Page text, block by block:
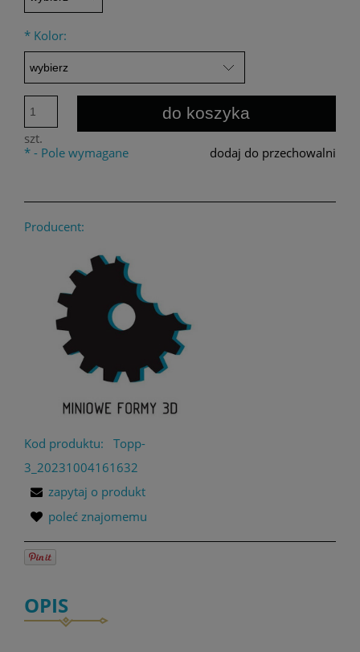
* Kolor:
szt.
do koszyka
dodaj do przechowalni
* - Pole wymagane
Producent:
Kod produktu:
Topp-
3_20231004161632
zapytaj o produkt
poleć znajomemu
OPIS